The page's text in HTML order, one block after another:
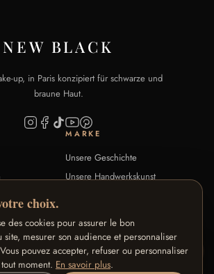
NEW BLACK
up, in Paris konzipiert für schwarze und
braune Haut.
MARKE
Unsere Geschichte
Unsere Handwerkskunst
UNSERE PROGRAMME
choix.
des cookies pour assurer le bon
site, mesurer son audience et personnaliser
pouvez accepter, refuser ou personnaliser
moment. En savoir plus.